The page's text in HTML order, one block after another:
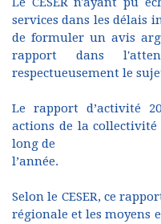
services dans les délais
de formuler un avis
rapport dans
respectueusement le
Le rapport d’activité
actions de la
long de
l’année.
Selon le CESER, ce
régionale et les moyens